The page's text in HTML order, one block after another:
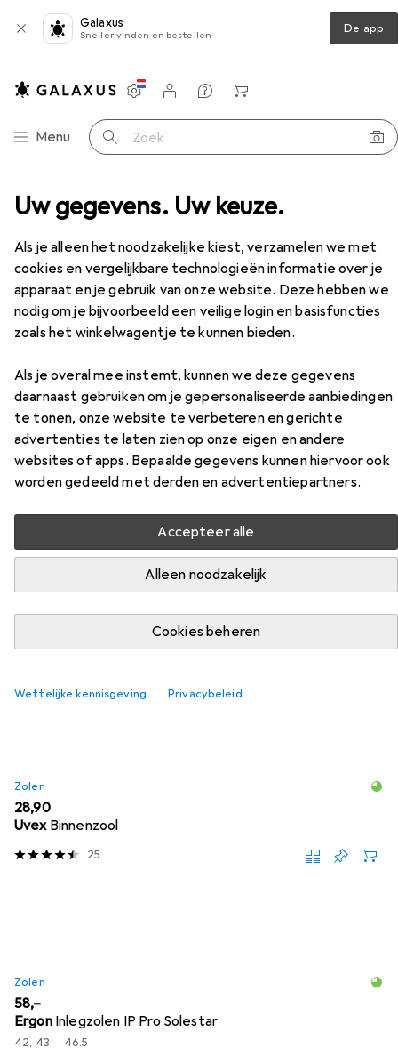
Uw gegevens. Uw keuze.
Als je alleen het noodzakelijke kiest, verzamelen we met
cookies en vergelijkbare technologieën informatie over je
apparaat en je gebruik van onze website. Deze hebben we
nodig om je bijvoorbeeld een veilige login en basisfuncties
zoals het winkelwagentje te kunnen bieden.
Als je overal mee instemt, kunnen we deze gegevens
daarnaast gebruiken om je gepersonaliseerde aanbiedingen
te tonen, onze website te verbeteren en gerichte
advertenties te laten zien op onze eigen en andere
websites of apps. Bepaalde gegevens kunnen hiervoor ook
worden gedeeld met derden en advertentiepartners.
Accepteer alle
Alleen noodzakelijk
Cookies beheren
Wettelijke kennisgeving Privacybeleid
Galaxus
Sneller vinden en bestellen De app
Categorie navigatie
Menu Zoek op
Instellingen
Klantenaccount
Produktvergelijking
Verlanglijstje
Winkelmandje
Werkschoenen Abeba ESD-veiligheidsschoen S1
EUR
92,90
AbebaESD-veiligheidsschoen S1
8 maten
Accessoires voor Abeba ESD-
veiligheidsschoen S1
Vind bijpassende accessoires voor de Abeba ESD-
veiligheidsschoen S1 uit de categorie Zolen.
Relevantie
Productlijst
Zolen
EUR
19,–
Zolen
EUR
28,90
Uvex Binnenzool
25
Zolen
EUR
58,–
Ergon Inlegzolen IP Pro Solestar
42, 43 46.5